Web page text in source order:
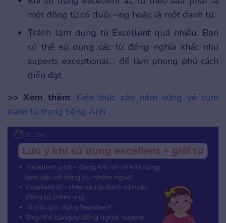
một động từ có đuôi -ing hoặc là một danh từ.
Tránh lạm dụng từ Excellent quá nhiều. Bạn
có thể sử dụng các từ đồng nghĩa khác như
superb, exceptional,… để làm phong phú cách
diễn đạt.
>> Xem thêm: Kiến thức cần nắm vững về cụm
danh từ trong tiếng Anh